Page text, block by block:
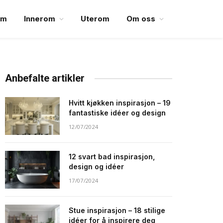
Innerom Uterom Om oss
Anbefalte artikler
Hvitt kjøkken inspirasjon – 19
fantastiske idéer og design
12/07/2024
12 svart bad inspirasjon,
design og idéer
17/07/2024
Stue inspirasjon – 18 stilige
idéer for å inspirere deg